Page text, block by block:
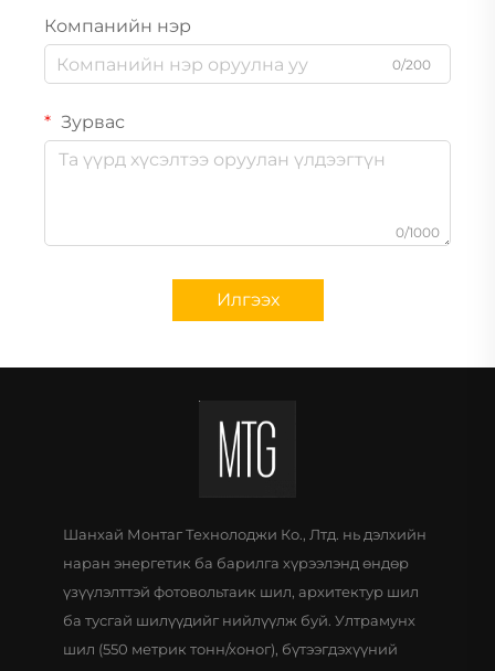
Компанийн нэр
0/200
Зурвас
0/1000
Илгээх
Шанхай Монтаг Технолоджи Ко., Лтд. нь дэлхийн
наран энергетик ба барилга хүрээлэнд өндөр
үзүүлэлттэй фотовольтаик шил, архитектур шил
ба тусгай шилүүдийг нийлүүлж буй. Ултрамунх
шил (550 метрик тонн/хоног), бүтээгдэхүүний